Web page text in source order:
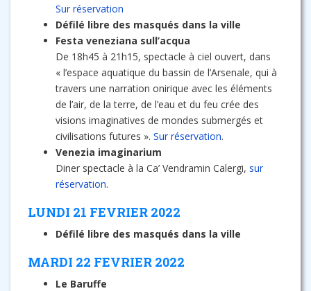
Sur réservation
Défilé libre des masqués dans la ville
Festa veneziana sull’acqua
De 18h45 à 21h15, spectacle à ciel ouvert, dans
« l’espace aquatique du bassin de l’Arsenale, qui à
travers une narration onirique avec les éléments
de l’air, de la terre, de l’eau et du feu crée des
visions imaginatives de mondes submergés et
civilisations futures ». Sur réservation.
Venezia imaginarium
Diner spectacle à la Ca’ Vendramin Calergi, sur
réservation.
LUNDI 21 FEVRIER 2022
Défilé libre des masqués dans la ville
MARDI 22 FEVRIER 2022
Le Baruffe